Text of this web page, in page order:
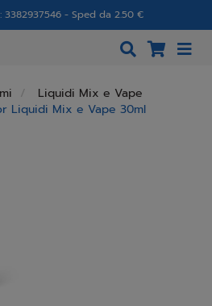
3382937546 - Sped da 2.50 €
Liquidi Mix e Vape
Liquidi Mix e Vape 30ml